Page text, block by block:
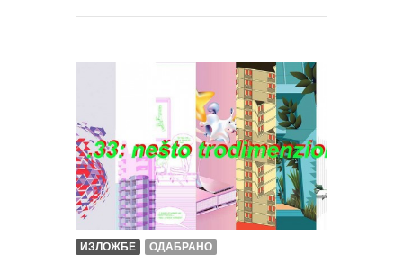
ИЗЛОЖБЕ ОДАБРАНО